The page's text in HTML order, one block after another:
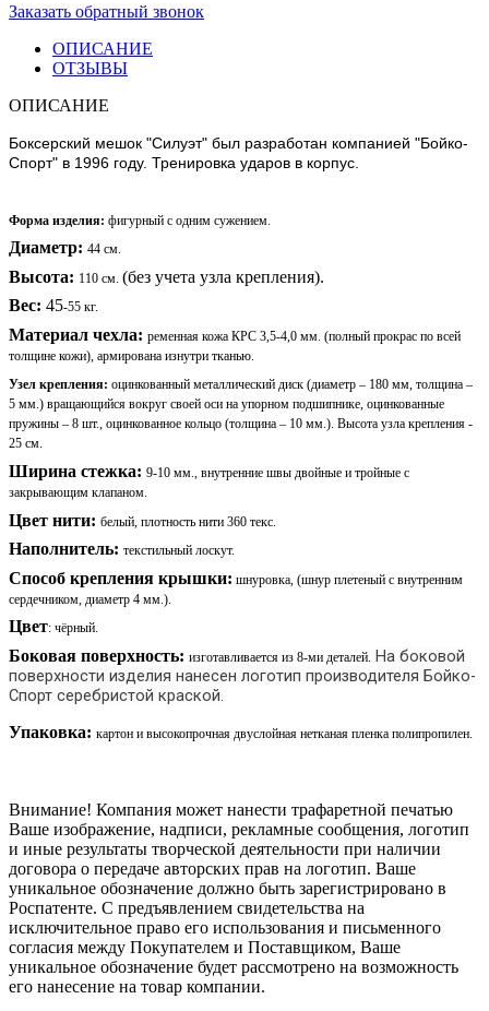
Заказать обратный звонок
ОПИСАНИЕ
ОТЗЫВЫ
ОПИСАНИЕ
Боксерский мешок "Силуэт" был разработан компанией "Бойко-
Спорт" в 1996 году. Тренировка ударов в корпус.
Форма изделия: фигурный с одним сужением.
Диаметр: 44 см.
Высота: 110 см. (без учета узла крепления).
Вес: 45-55 кг.
Материал чехла: ременная кожа КРС 3,5-4,0 мм. (полный прокрас по всей
толщине кожи), армирована изнутри тканью.
Узел крепления: оцинкованный металлический диск (диаметр – 180 мм, толщина –
5 мм.) вращающийся вокруг своей оси на упорном подшипнике, оцинкованные
пружины – 8 шт., оцинкованное кольцо (толщина – 10 мм.). Высота узла крепления -
25 см.
Ширина стежка: 9-10 мм., внутренние швы двойные и тройные с
закрывающим клапаном.
Цвет нити: белый, плотность нити 360 текс.
Наполнитель: текстильный лоскут.
Способ крепления крышки: шнуровка, (шнур плетеный с внутренним
сердечником, диаметр 4 мм.).
Цвет: чёрный.
Боковая поверхность: изготавливается из 8-ми деталей. На боковой
поверхности изделия нанесен логотип производителя Бойко-
Спорт серебристой краской.
Упаковка: картон и высокопрочная двуслойная нетканая пленка полипропилен.
Внимание! Компания может нанести трафаретной печатью
Ваше изображение, надписи, рекламные сообщения, логотип
и иные результаты творческой деятельности при наличии
договора о передаче авторских прав на логотип. Ваше
уникальное обозначение должно быть зарегистрировано в
Роспатенте. С предъявлением свидетельства на
исключительное право его использования и письменного
согласия между Покупателем и Поставщиком, Ваше
уникальное обозначение будет рассмотрено на возможность
его нанесение на товар компании.